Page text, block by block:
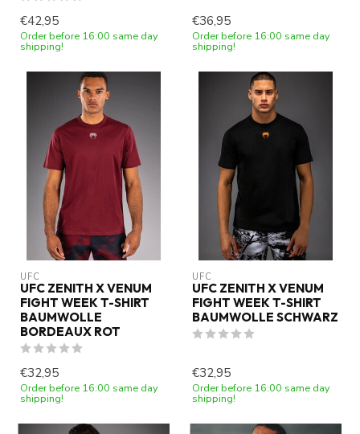
€42,95
Order before 16:00 same day
shipping!
€36,95
Order before 16:00 same day
shipping!
UFC
UFC ZENITH X VENUM
FIGHT WEEK T-SHIRT
BAUMWOLLE
BORDEAUX ROT
€32,95
Order before 16:00 same day
shipping!
UFC
UFC ZENITH X VENUM
FIGHT WEEK T-SHIRT
BAUMWOLLE SCHWARZ
€32,95
Order before 16:00 same day
shipping!